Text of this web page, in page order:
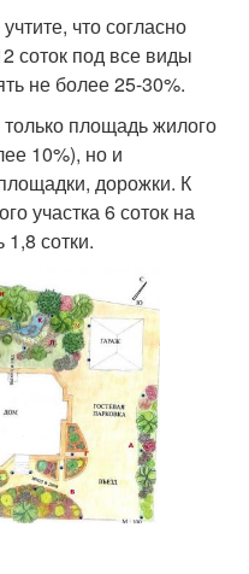
что согласно
соток под все виды
не более 25-30%.
площадь жилого
10%), но и
дорожки. К
участка 6 соток на
сотки.